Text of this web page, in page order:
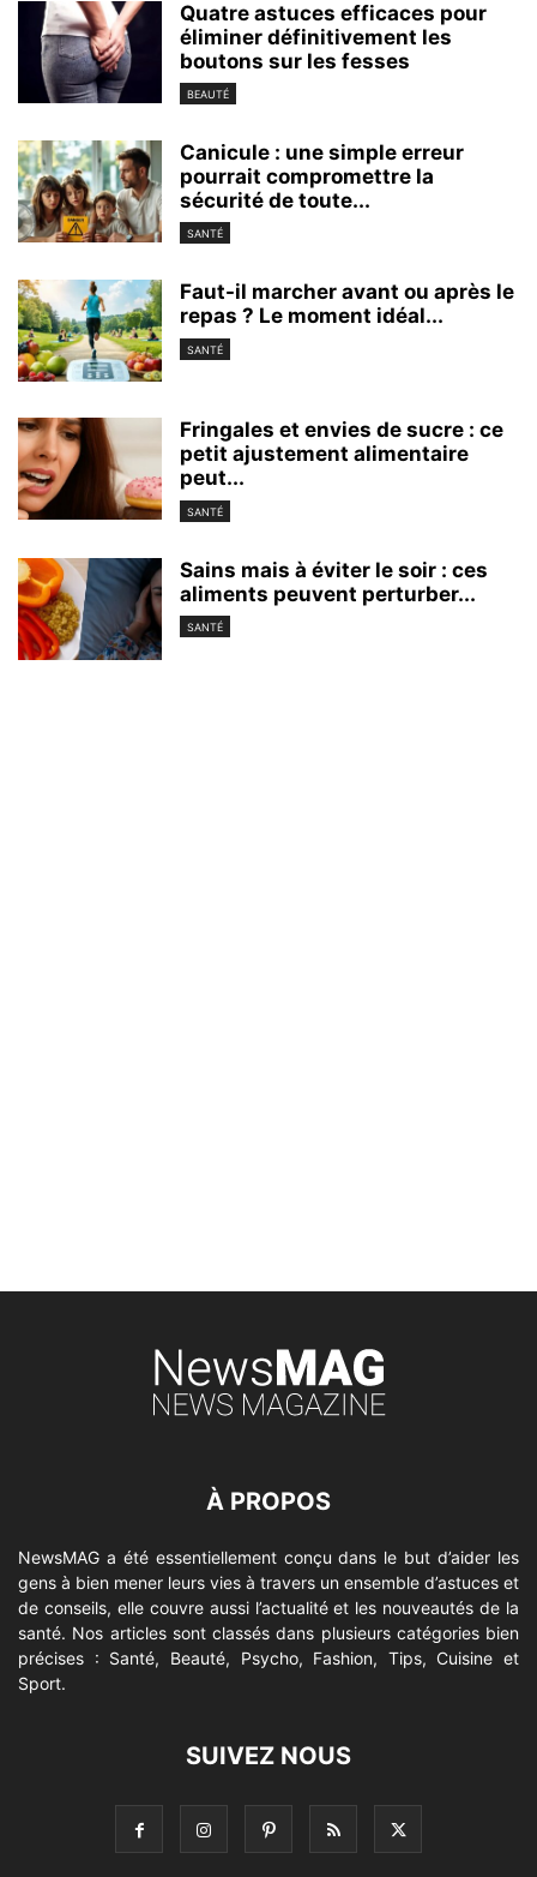
Quatre astuces efficaces pour
éliminer définitivement les
boutons sur les fesses
BEAUTÉ
Canicule : une simple erreur
pourrait compromettre la
sécurité de toute...
SANTÉ
Faut-il marcher avant ou après le
repas ? Le moment idéal...
SANTÉ
Fringales et envies de sucre : ce
petit ajustement alimentaire
peut...
SANTÉ
Sains mais à éviter le soir : ces
aliments peuvent perturber...
SANTÉ
À PROPOS
NewsMAG a été essentiellement conçu dans le but d’aider les
gens à bien mener leurs vies à travers un ensemble d’astuces et
de conseils, elle couvre aussi l’actualité et les nouveautés de la
santé. Nos articles sont classés dans plusieurs catégories bien
précises : Santé, Beauté, Psycho, Fashion, Tips, Cuisine et
Sport.
SUIVEZ NOUS